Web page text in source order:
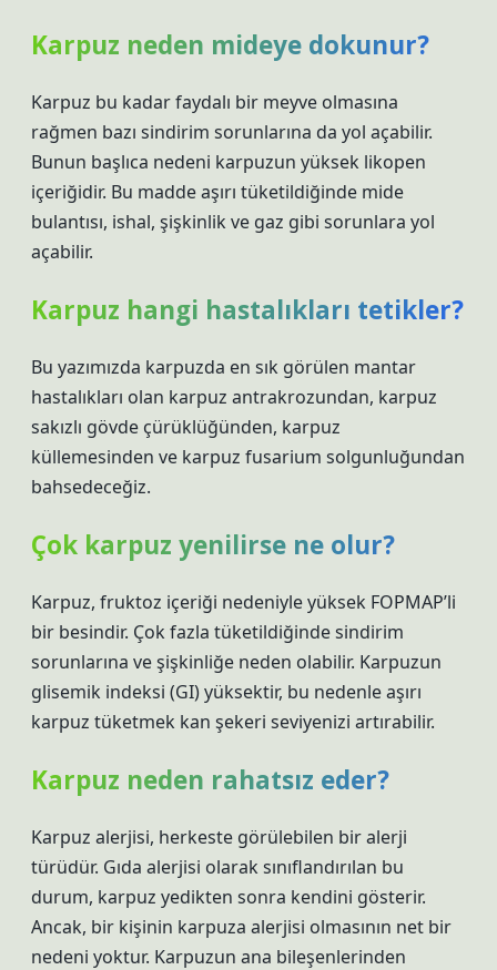
Karpuz neden mideye dokunur?
Karpuz bu kadar faydalı bir meyve olmasına
rağmen bazı sindirim sorunlarına da yol açabilir.
Bunun başlıca nedeni karpuzun yüksek likopen
içeriğidir. Bu madde aşırı tüketildiğinde mide
bulantısı, ishal, şişkinlik ve gaz gibi sorunlara yol
açabilir.
Karpuz hangi hastalıkları tetikler?
Bu yazımızda karpuzda en sık görülen mantar
hastalıkları olan karpuz antrakrozundan, karpuz
sakızlı gövde çürüklüğünden, karpuz
küllemesinden ve karpuz fusarium solgunluğundan
bahsedeceğiz.
Çok karpuz yenilirse ne olur?
Karpuz, fruktoz içeriği nedeniyle yüksek FOPMAP’li
bir besindir. Çok fazla tüketildiğinde sindirim
sorunlarına ve şişkinliğe neden olabilir. Karpuzun
glisemik indeksi (GI) yüksektir, bu nedenle aşırı
karpuz tüketmek kan şekeri seviyenizi artırabilir.
Karpuz neden rahatsız eder?
Karpuz alerjisi, herkeste görülebilen bir alerji
türüdür. Gıda alerjisi olarak sınıflandırılan bu
durum, karpuz yedikten sonra kendini gösterir.
Ancak, bir kişinin karpuza alerjisi olmasının net bir
nedeni yoktur. Karpuzun ana bileşenlerinden